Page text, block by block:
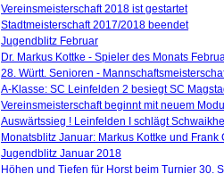
Vereinsmeisterschaft 2018 ist gestartet
Stadtmeisterschaft 2017/2018 beendet
Jugendblitz Februar
Dr. Markus Kottke - Spieler des Monats
28. Württ. Senioren -
A-Klasse: SC Leinfelden 2 besiegt SC
Vereinsmeisterschaft beginnt mit neuem
Auswärtssieg ! Leinfelden I schlägt
Monatsblitz Januar: Markus Kottke und
Jugendblitz Januar 2018
Höhen und Tiefen für Horst beim Turnier 30.